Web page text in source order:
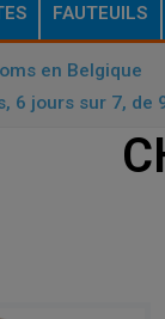
FAUTEUILS
en Belgique
6 jours sur 7, de